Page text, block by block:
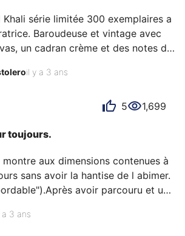
le safa…
Khali série limitée 300 exemplaires a
Baroudeuse et vintage avec
un cadran crème et des notes de
et la couronne de la lunette
Etanche à 200m, cadran ultra
dans toutes les circonstances. Une
avec un grand A!
il y a 3 ans
5 1,699
toujours.
aux dimensions contenues à
sans avoir la hantise de l abimer.
avoir parcouru et usé
bon nombres d articles je suis
marque Boldr et plus précisément
a 3 ans